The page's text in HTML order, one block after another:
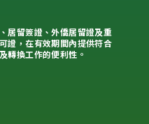
居留簽證、外僑居留證及重
證，在有效期間內提供符合
轉換工作的便利性。